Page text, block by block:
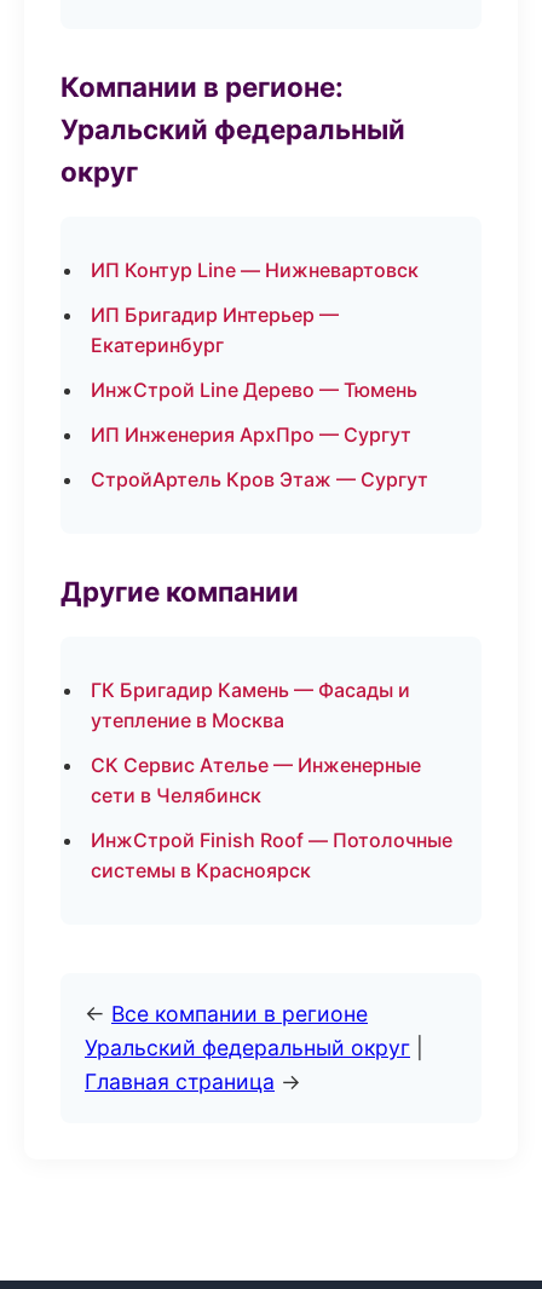
Компании в регионе:
Уральский федеральный
округ
ИП Контур Line — Нижневартовск
ИП Бригадир Интерьер —
Екатеринбург
ИнжСтрой Line Дерево — Тюмень
ИП Инженерия АрхПро — Сургут
СтройАртель Кров Этаж — Сургут
Другие компании
ГК Бригадир Камень — Фасады и
утепление в Москва
СК Сервис Ателье — Инженерные
сети в Челябинск
ИнжСтрой Finish Roof — Потолочные
системы в Красноярск
← Все компании в регионе
Уральский федеральный округ
Главная страница →